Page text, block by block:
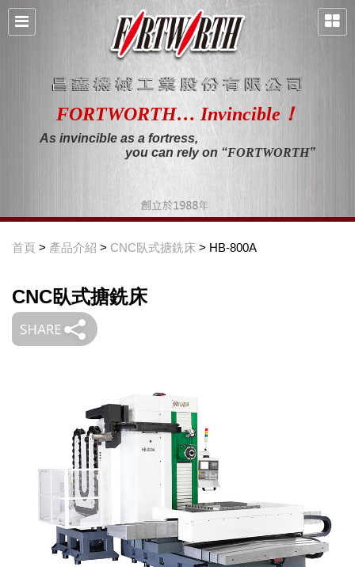
FORTWORTH… Invincible！
As invincible as a fortress,
you can rely on “FORTWORTH”
首頁 > 產品介紹 > CNC臥式搪銑床 > HB-800A
CNC臥式搪銑床